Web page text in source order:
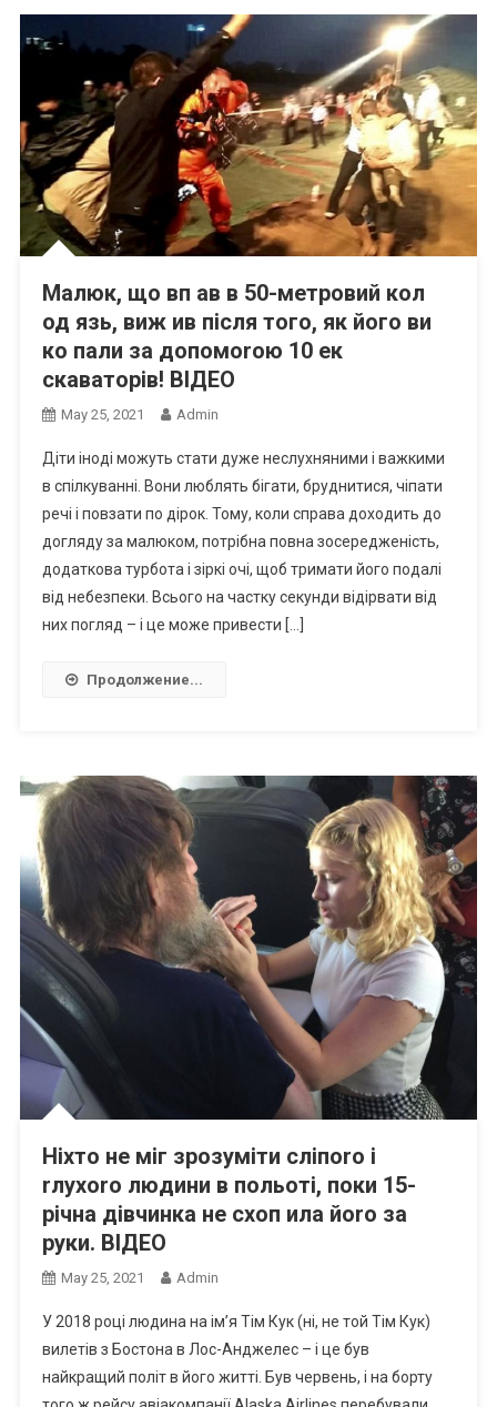
Малюк, що вп ав в 50-метровий кол
од язь, виж ив після того, як його ви
ко пали за допомоrою 10 ек
скаваторів! ВIДЕО
May 25, 2021 Admin
Діти іноді можуть стати дуже неслухняними і важкими
в спілкуванні. Вони люблять бігати, бруднитися, чіпати
речі і повзати по дірок. Тому, коли справа доходить до
догляду за малюком, потрібна повна зосередженість,
додаткова турбота і зіркі очі, щоб тримати його подалі
від небезпеки. Всього на частку секунди відірвати від
них погляд – і це може привести […]
Продолжение...
Ніхто не міг зрозуміти сліпоrо і
rлухоrо людини в польоті, поки 15-
річна дівчинка не схоп ила йоrо за
руки. ВIДЕО
May 25, 2021 Admin
У 2018 році людина на ім’я Тім Кук (ні, не той Тім Кук)
вилетів з Бостона в Лос-Анджелес – і це був
найкращий політ в його житті. Був червень, і на борту